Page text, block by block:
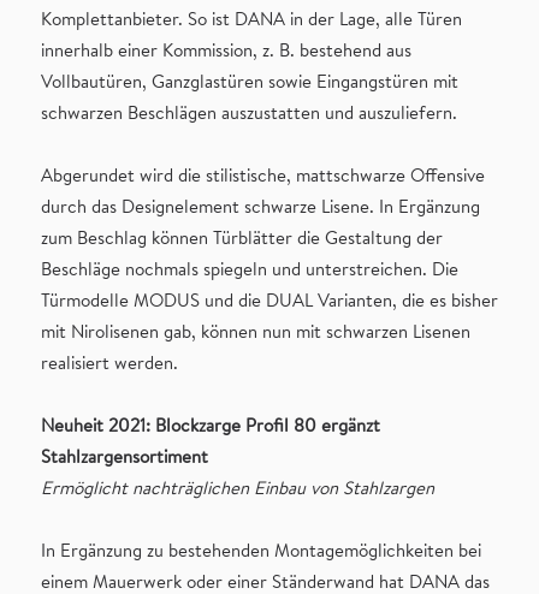
Komplettanbieter. So ist DANA in der Lage, alle Türen
innerhalb einer Kommission, z. B. bestehend aus
Vollbautüren, Ganzglastüren sowie Eingangstüren mit
schwarzen Beschlägen auszustatten und auszuliefern.
Abgerundet wird die stilistische, mattschwarze Offensive
durch das Designelement schwarze Lisene. In Ergänzung
zum Beschlag können Türblätter die Gestaltung der
Beschläge nochmals spiegeln und unterstreichen. Die
Türmodelle MODUS und die DUAL Varianten, die es bisher
mit Nirolisenen gab, können nun mit schwarzen Lisenen
realisiert werden.
Neuheit 2021: Blockzarge Profil 80 ergänzt
Stahlzargensortiment
Ermöglicht nachträglichen Einbau von Stahlzargen
In Ergänzung zu bestehenden Montagemöglichkeiten bei
einem Mauerwerk oder einer Ständerwand hat DANA das